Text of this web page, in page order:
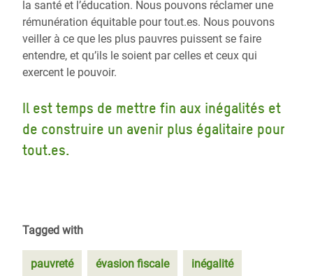
la santé et l’éducation. Nous pouvons réclamer une
rémunération équitable pour tout.es. Nous pouvons
veiller à ce que les plus pauvres puissent se faire
entendre, et qu’ils le soient par celles et ceux qui
exercent le pouvoir.
Il est temps de mettre fin aux inégalités et
de construire un avenir plus égalitaire pour
tout.es.
Tagged with
pauvreté évasion fiscale inégalité